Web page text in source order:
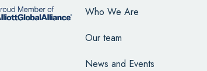
Who We Are
Our team
News and Events